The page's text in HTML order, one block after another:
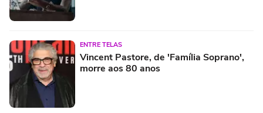
ENTRE TELAS
Vincent Pastore, de 'Família Soprano',
morre aos 80 anos